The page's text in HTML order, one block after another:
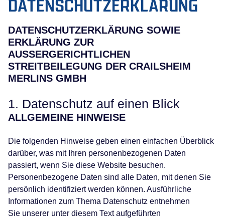
DATENSCHUTZERKLÄRUNG SOWIE
ERKLÄRUNG ZUR
AUSSERGERICHTLICHEN
STREITBEILEGUNG DER CRAILSHEIM
MERLINS GMBH
1. Datenschutz auf einen Blick
ALLGEMEINE HINWEISE
Die folgenden Hinweise geben einen einfachen Überblick
darüber, was mit Ihren personenbezogenen Daten
passiert, wenn Sie diese Website besuchen.
Personenbezogene Daten sind alle Daten, mit denen Sie
persönlich identifiziert werden können. Ausführliche
Informationen zum Thema Datenschutz entnehmen
Sie unserer unter diesem Text aufgeführten